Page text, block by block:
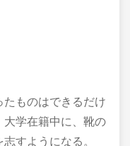
ものはできるだけ
大学在籍中に、靴の
すようになる。